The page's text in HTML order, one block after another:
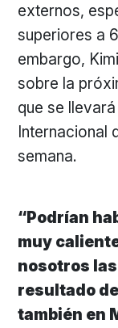
externos,
superiores a
embargo,
sobre la
que se
Internacional
semana.
“Podrían
muy
nosotros
resultado
también en